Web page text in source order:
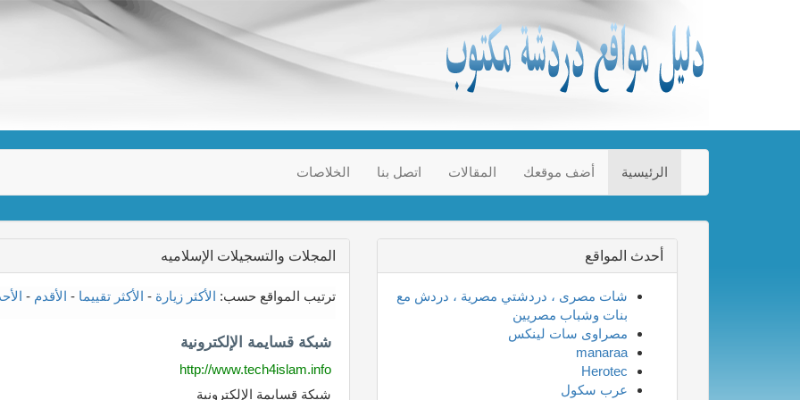
الرئيسية أضف موقعك المقالات اتصل بنا الخلاصات
المجلات والتسجيلات الإسلاميه
ترتيب المواقع حسب: الأكثر زيارة - الأكثر تقييما - الأقدم -
شبكة قسايمة الإلكترونية
http://www.tech4islam.info
شبكة قسايمة الإلكترونية
أحدث المواقع
شات مصرى ، دردشتي مصرية ، دردش مع
بنات وشباب مصريين
مصراوى سات لينكس
manaraa
Herotec
عرب سكول